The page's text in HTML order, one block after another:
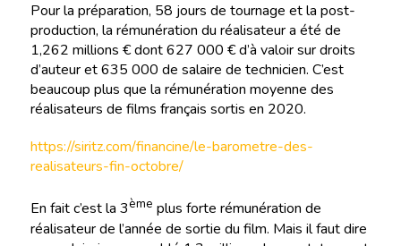
Pour la préparation, 58 jours de tournage et la post-
production, la rémunération du réalisateur a été de
1,262 millions € dont 627 000 € d’à valoir sur droits
d’auteur et 635 000 de salaire de technicien. C’est
beaucoup plus que la rémunération moyenne des
réalisateurs de films français sortis en 2020.
https://siritz.com/financine/le-barometre-des-
realisateurs-fin-octobre/
En fait c’est la 3ème plus forte rémunération de
réalisateur de l’année de sortie du film. Mais il faut dire